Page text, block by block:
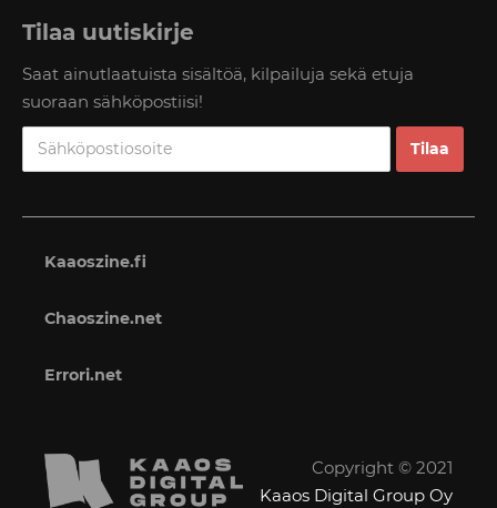
Tilaa uutiskirje
Saat ainutlaatuista sisältöä, kilpailuja sekä etuja
suoraan sähköpostiisi!
Kaaoszine.fi
Chaoszine.net
Errori.net
Copyright © 2021
Kaaos Digital Group Oy